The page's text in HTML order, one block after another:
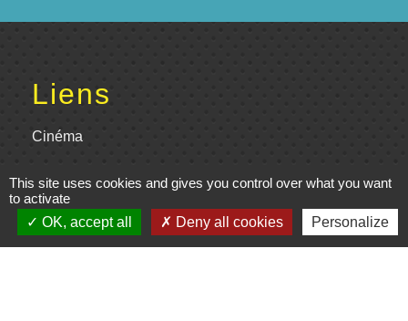
Liens
Cinéma
en Poitou
Actualités communauté de
This site uses cookies and gives you control over what you want
to activate
OK, accept all
Deny all cookies Personalize